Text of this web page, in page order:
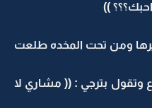
))
ومن تحت المخده طلعت
بترجي : (( مشاري لا